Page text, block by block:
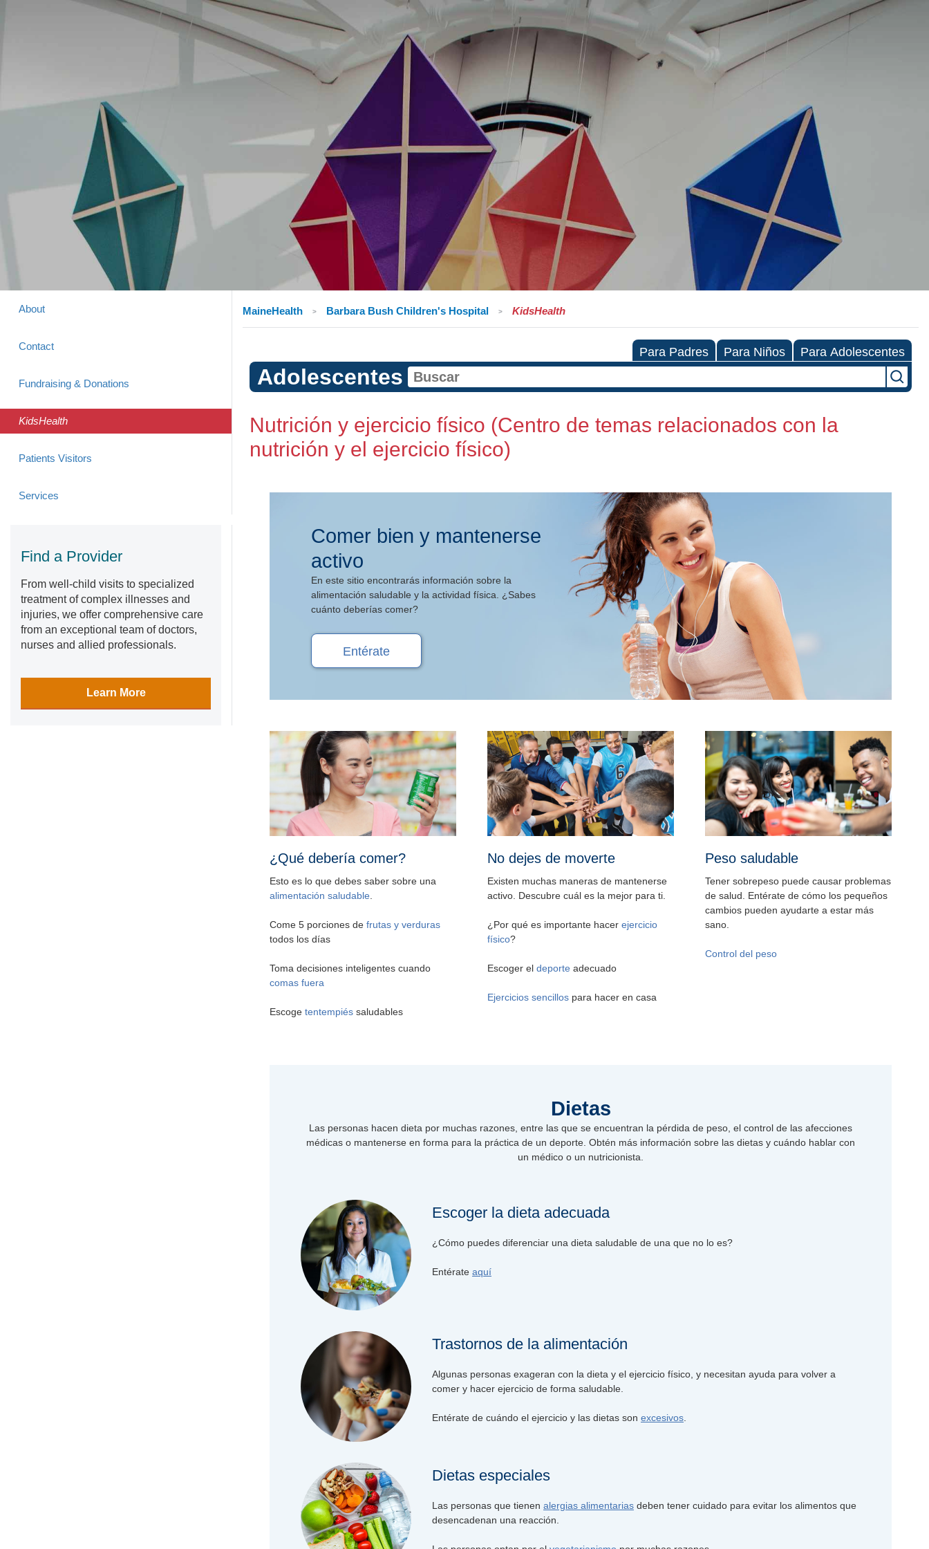
About
Contact
Fundraising & Donations
KidsHealth
Patients Visitors
Services
Find a Provider
From well-child visits to specialized
treatment of complex illnesses and
injuries, we offer comprehensive care
from an exceptional team of doctors,
nurses and allied professionals.
Learn More
MaineHealth Barbara Bush Children's Hospital KidsHealth
Para Padres Para Niños Para Adolescentes
Adolescentes
Nutrición y ejercicio físico (Centro de temas relacionados con la
nutrición y el ejercicio físico)
Comer bien y mantenerse
activo
En este sitio encontrarás información sobre la
alimentación saludable y la actividad física. ¿Sabes
cuánto deberías comer?
Entérate
¿Qué debería comer?
Esto es lo que debes saber sobre una
alimentación saludable
Come 5 porciones de frutas y verduras
todos los días
Toma decisiones inteligentes cuando
comas fuera
Escoge tentempiés saludables
No dejes de moverte
Existen muchas maneras de mantenerse
activo. Descubre cuál es la mejor para ti.
¿Por qué es importante hacer ejercicio
físico?
Escoger el deporte adecuado
Ejercicios sencillos para hacer en casa
Peso saludable
Tener sobrepeso puede causar problemas
de salud. Entérate de cómo los pequeños
cambios pueden ayudarte a estar más
sano.
Control del peso
Dietas
Las personas hacen dieta por muchas razones, entre las que se encuentran la pérdida de peso, el control de las afecciones
médicas o mantenerse en forma para la práctica de un deporte. Obtén más información sobre las dietas y cuándo hablar con
un médico o un nutricionista.
Escoger la dieta adecuada
¿Cómo puedes diferenciar una dieta saludable de una que no lo es?
Entérate aquí
Trastornos de la alimentación
Algunas personas exageran con la dieta y el ejercicio físico, y necesitan ayuda para volver a
comer y hacer ejercicio de forma saludable.
Entérate de cuándo el ejercicio y las dietas son excesivos
Dietas especiales
Las personas que tienen alergias alimentarias deben tener cuidado para evitar los alimentos que
desencadenan una reacción.